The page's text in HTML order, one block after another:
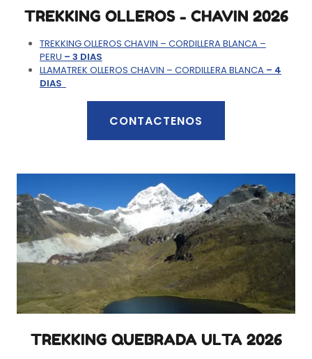
TREKKING OLLEROS - CHAVIN 2026
TREKKING OLLEROS CHAVIN – CORDILLERA BLANCA –
PERU – 3 DIAS
LLAMATREK OLLEROS CHAVIN – CORDILLERA BLANCA – 4
DIAS
CONTACTENOS
TREKKING QUEBRADA ULTA 2026